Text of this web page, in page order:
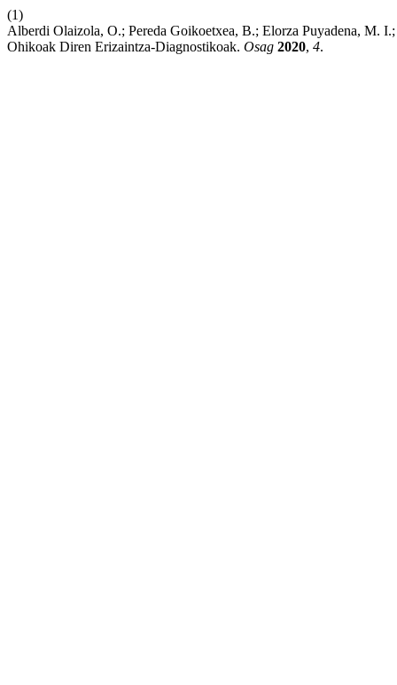
(1)
Alberdi Olaizola, O.; Pereda Goikoetxea, B.; Elorza Puyadena, M.
Ohikoak Diren Erizaintza-Diagnostikoak. Osag 2020, 4.